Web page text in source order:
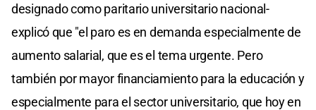
designado como paritario universitario nacional-
explicó que "el paro es en demanda especialmente de
aumento salarial, que es el tema urgente. Pero
también por mayor financiamiento para la educación y
especialmente para el sector universitario, que hoy en